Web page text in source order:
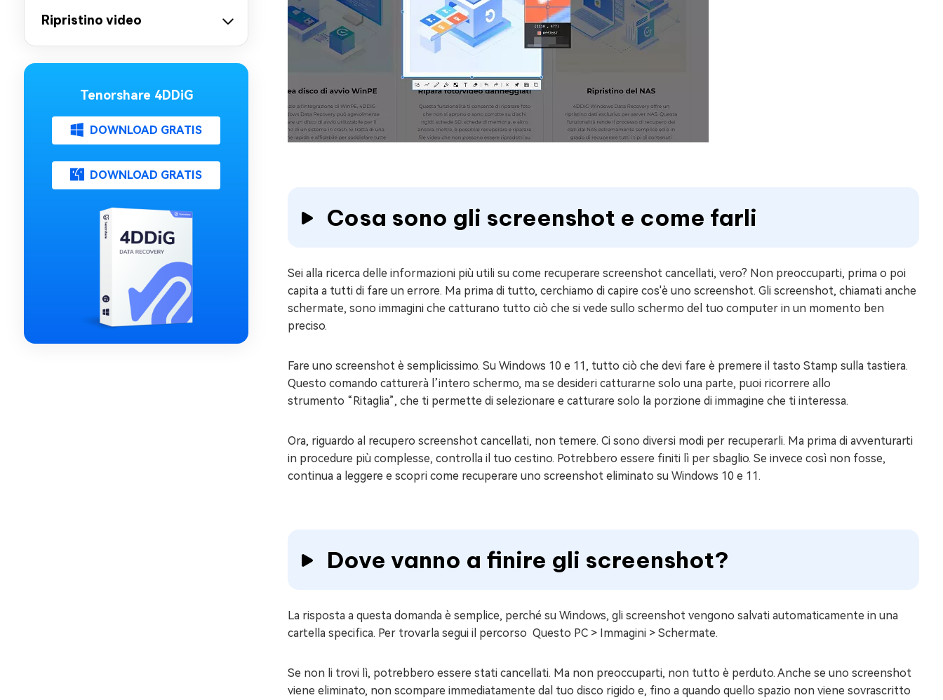
Ripristino video
Tenorshare 4DDiG
DOWNLOAD GRATIS
DOWNLOAD GRATIS
Cosa sono gli screenshot e come farli
Sei alla ricerca delle informazioni più utili su come recuperare screenshot cancellati, vero? Non preoccuparti, prima o poi
capita a tutti di fare un errore. Ma prima di tutto, cerchiamo di capire cos'è uno screenshot. Gli screenshot, chiamati anche
schermate, sono immagini che catturano tutto ciò che si vede sullo schermo del tuo computer in un momento ben
preciso.
Fare uno screenshot è semplicissimo. Su Windows 10 e 11, tutto ciò che devi fare è premere il tasto Stamp sulla tastiera.
Questo comando catturerà l’intero schermo, ma se desideri catturarne solo una parte, puoi ricorrere allo
strumento “Ritaglia”, che ti permette di selezionare e catturare solo la porzione di immagine che ti interessa.
Ora, riguardo al recupero screenshot cancellati, non temere. Ci sono diversi modi per recuperarli. Ma prima di avventurarti
in procedure più complesse, controlla il tuo cestino. Potrebbero essere finiti lì per sbaglio. Se invece così non fosse,
continua a leggere e scopri come recuperare uno screenshot eliminato su Windows 10 e 11.
Dove vanno a finire gli screenshot?
La risposta a questa domanda è semplice, perché su Windows, gli screenshot vengono salvati automaticamente in una
cartella specifica. Per trovarla segui il percorso Questo PC > Immagini > Schermate.
Se non li trovi lì, potrebbero essere stati cancellati. Ma non preoccuparti, non tutto è perduto. Anche se uno screenshot
viene eliminato, non scompare immediatamente dal tuo disco rigido e, fino a quando quello spazio non viene sovrascritto